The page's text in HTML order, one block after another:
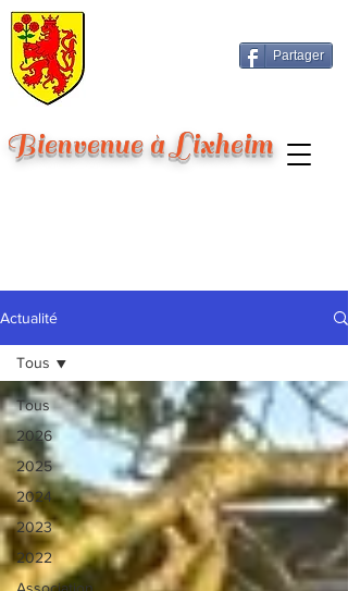
Partager
Bienvenue à Lixheim
Actualité
Tous
2026
2025
2024
2023
2022
Tous